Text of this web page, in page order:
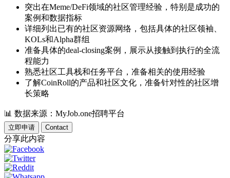
突出在Meme/DeFi领域的社区管理经验，特别是成功的
案例和数据指标
详细列出已有的社区资源网络，包括具体的社区领袖、
KOLs和Alpha群组
准备具体的deal-closing案例，展示从接触到执行的全流
程能力
熟悉社区工具栈和任务平台，准备相关的使用经验
了解CoinRoll的产品和社区文化，准备针对性的社区增
长策略
📊 数据来源：MyJob.one招聘平台
立即申请 Contact
分享此内容